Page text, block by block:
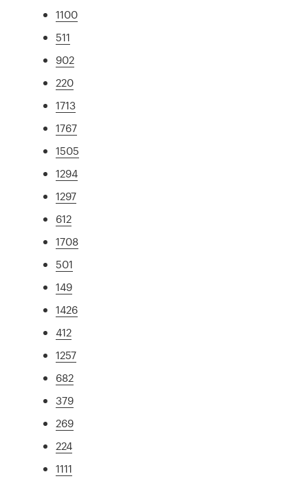
1100
511
902
220
1713
1767
1505
1294
1297
612
1708
501
149
1426
412
1257
682
379
269
224
1111